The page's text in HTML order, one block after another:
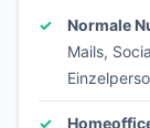
Normale
Mails,